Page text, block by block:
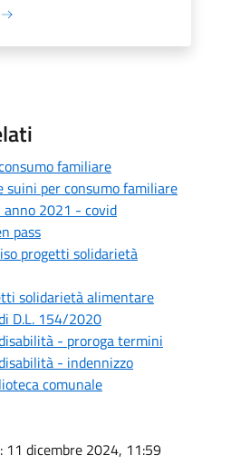
familiare
suini per consumo familiare
2021 - covid
pass
progetti solidarietà
solidarietà alimentare
D.L. 154/2020
- proroga termini
- indennizzo
comunale
: 11 dicembre 2024, 11:59